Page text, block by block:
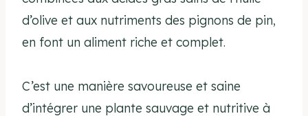
d’olive et aux nutriments des pignons de pin,
en font un aliment riche et complet.
C’est une manière savoureuse et saine
d’intégrer une plante sauvage et nutritive à